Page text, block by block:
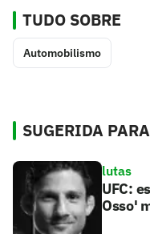
TUDO SOBRE
Automobilismo
SUGERIDA
lutas
UFC:
Osso'